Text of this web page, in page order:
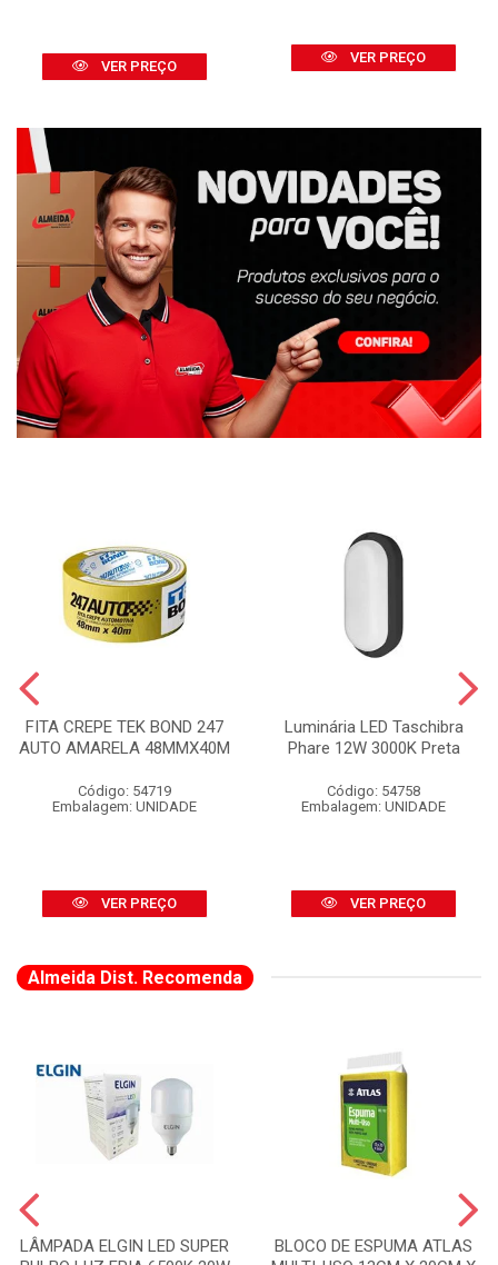
VER PREÇO
VER PREÇO
FITA CREPE TEK BOND 247
AUTO AMARELA 48MMX40M
Código: 54719
Embalagem: UNIDADE
VER PREÇO
Luminária LED Taschibra
Phare 12W 3000K Preta
Código: 54758
Embalagem: UNIDADE
VER PREÇO
Almeida Dist. Recomenda
LÂMPADA ELGIN LED SUPER
BLOCO DE ESPUMA ATLAS